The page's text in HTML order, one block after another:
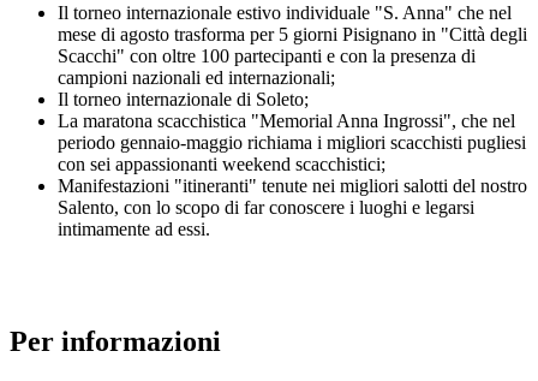
Il torneo internazionale estivo individuale "S. Anna" che nel
mese di agosto trasforma per 5 giorni Pisignano in "Città degli
Scacchi" con oltre 100 partecipanti e con la presenza di
campioni nazionali ed internazionali;
Il torneo internazionale di Soleto;
La maratona scacchistica "Memorial Anna Ingrossi", che nel
periodo gennaio-maggio richiama i migliori scacchisti pugliesi
con sei appassionanti weekend scacchistici;
Manifestazioni "itineranti" tenute nei migliori salotti del nostro
Salento, con lo scopo di far conoscere i luoghi e legarsi
intimamente ad essi.
Per informazioni